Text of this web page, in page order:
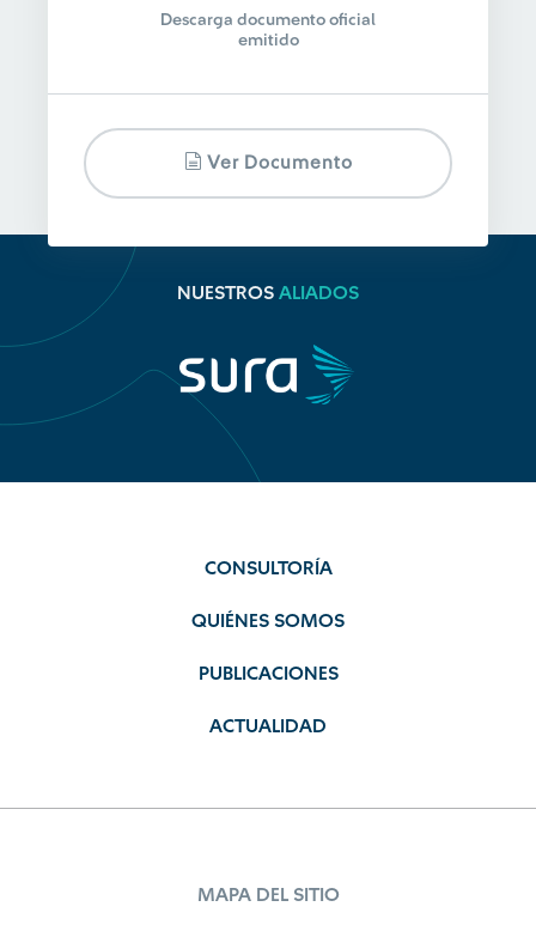
Descarga documento oficial
emitido
Ver Documento
NUESTROS ALIADOS
CONSULTORÍA
QUIÉNES SOMOS
PUBLICACIONES
ACTUALIDAD
MAPA DEL SITIO